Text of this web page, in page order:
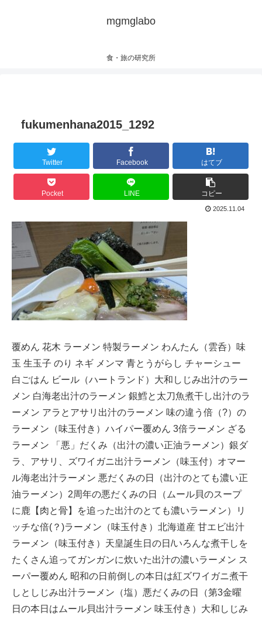
mgmglabo
食・旅の研究所
fukumenhana2015_1292
Twitter Facebook はてブ
Pocket LINE コピー
2025.11.04
覆めん 花木 ラーメン 特製ラーメン わんたん（雲呑）味
玉 生玉子 のり ネギ メンマ 青とうがらし チャーシュー
白ごはん ビール（ハートランド）大和しじみ出汁のラー
メン 白海老出汁のラーメン 銀鱈と太刀魚煮干し出汁のラ
ーメン アラとアサリ出汁のラーメン 味の違う倍（?）の
ラーメン（味玉付き）ハイパー覆めん 3倍ラーメン ざる
ラーメン 「悪」だくみ（出汁の濃い正油ラーメン）銀ダ
ラ、アサリ、ズワイガニ出汁ラーメン（味玉付）オマー
ル海老出汁ラーメン 悪だくみの日（出汁のとても濃い正
油ラーメン）2周年の悪だくみの日（ムール貝のスープ
に鹿【肉と骨】を追った出汁のとても濃いラーメン）リ
ッチな倍(？)ラーメン（味玉付き）北海道産 甘エビ出汁
ラーメン（味玉付き）天皇誕生日の日/いろんな煮干しを
たくさん追ってガンガンに炊いた出汁の濃いラーメン ス
ーパー覆めん 昭和の日前倒しの本日は紅ズワイガニ煮干
しとしじみ出汁ラーメン（塩）悪だくみの日（第3金曜
日の本日はムール貝出汁ラーメン 味玉付き）大和しじみ